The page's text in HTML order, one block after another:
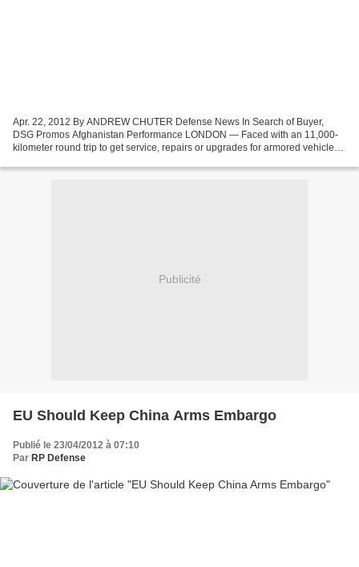
Apr. 22, 2012 By ANDREW CHUTER Defense News In Search of Buyer,
DSG Promos Afghanistan Performance LONDON — Faced with an 11,000-
kilometer round trip to get service, repairs or upgrades for armored vehicles
Publicité
EU Should Keep China Arms Embargo
Publié le 23/04/2012 à 07:10
Par RP Defense